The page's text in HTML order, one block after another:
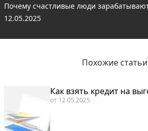
Почему счастливые люди
12.05.2025
Похожие статьи
Как взять кредит на
от 12.05.2025